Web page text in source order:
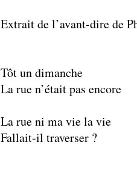
Extrait de l’avant-dire de
Tôt un dimanche
La rue n’était pas encore
La rue ni ma vie la vie
Fallait-il traverser ?